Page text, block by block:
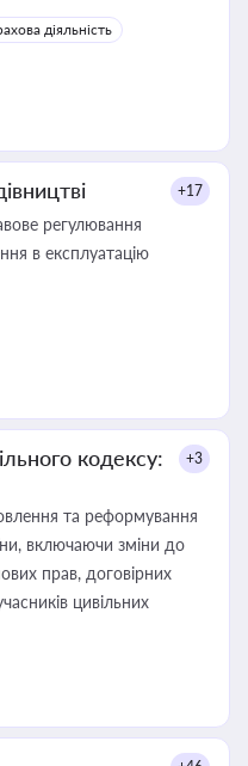
діяльність
+17
регулювання
в експлуатацію
кодексу:
+3
та реформування
включаючи зміни до
прав, договірних
цивільних